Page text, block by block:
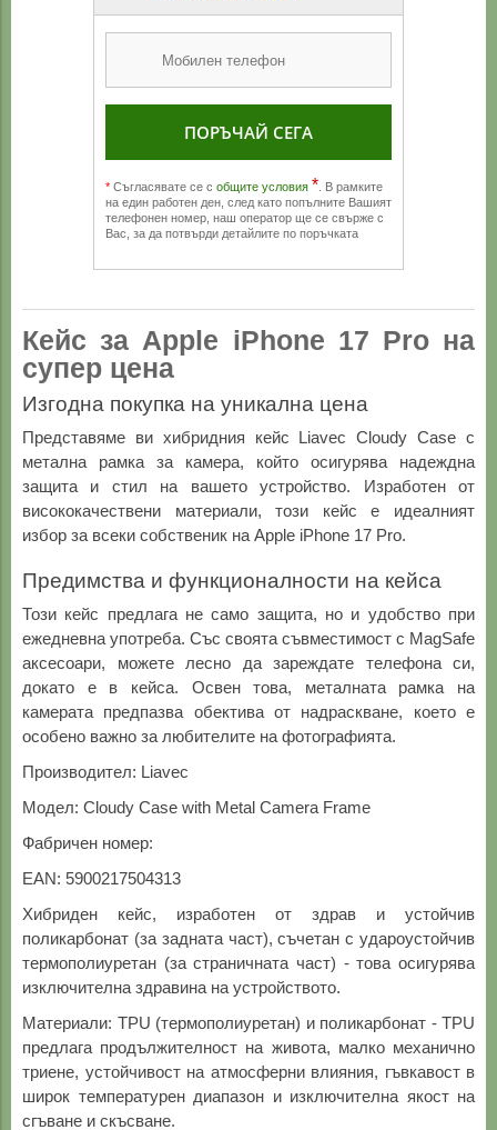
ПОРЪЧАЙ СЕГА
* Съгласявате се с общите условия * . В рамките
на един работен ден, след като попълните Вашият
телефонен номер, наш оператор ще се свърже с
Вас, за да потвърди детайлите по поръчката
Кейс за Apple iPhone 17 Pro на
супер цена
Изгодна покупка на уникална цена
Представяме ви хибридния кейс Liavec Cloudy Case с
метална рамка за камера, който осигурява надеждна
защита и стил на вашето устройство. Изработен от
висококачествени материали, този кейс е идеалният
избор за всеки собственик на Apple iPhone 17 Pro.
Предимства и функционалности на кейса
Този кейс предлага не само защита, но и удобство при
ежедневна употреба. Със своята съвместимост с MagSafe
аксесоари, можете лесно да зареждате телефона си,
докато е в кейса. Освен това, металната рамка на
камерата предпазва обектива от надраскване, което е
особено важно за любителите на фотографията.
Производител: Liavec
Модел: Cloudy Case with Metal Camera Frame
Фабричен номер:
EAN: 5900217504313
Хибриден кейс, изработен от здрав и устойчив
поликарбонат (за задната част), съчетан с удароустойчив
термополиуретан (за страничната част) - това осигурява
изключителна здравина на устройството.
Материали: TPU (термополиуретан) и поликарбонат - TPU
предлага продължителност на живота, малко механично
триене, устойчивост на атмосферни влияния, гъвкавост в
широк температурен диапазон и изключителна якост на
сгъване и скъсване.